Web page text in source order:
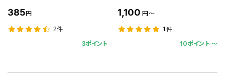
385円
2件
3ポイント
1,100 円～
1件
10ポイント 〜